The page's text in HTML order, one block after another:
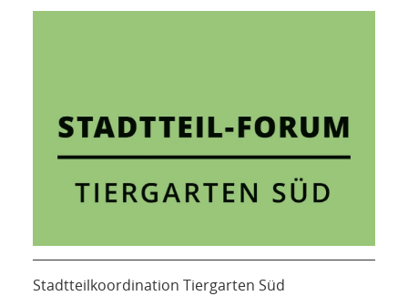
Stadtteilkoordination Tiergarten Süd